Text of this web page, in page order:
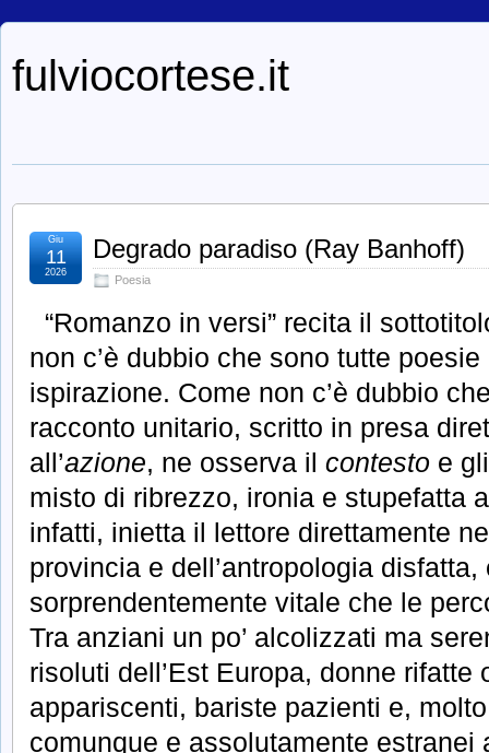
fulviocortese.it
Degrado paradiso (Ray Banhoff)
Poesia
Giu
11
2026
“Romanzo in versi” recita il
non c’è dubbio che sono tutte
ispirazione. Come non c’è dubbio
racconto unitario, scritto in presa
all’azione, ne osserva il contesto e
misto di ribrezzo, ironia e stupefatta
infatti, inietta il lettore direttamente
provincia e dell’antropologia
sorprendentemente vitale che le
Tra anziani un po’ alcolizzati ma
risoluti dell’Est Europa, donne rifatte
appariscenti, bariste pazienti e,
comunque e assolutamente estranei